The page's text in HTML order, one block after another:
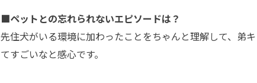
■ペットとの忘れられないエピソードは？
先住犬がいる環境に加わったことをちゃんと理解して、弟
てすごいなと感心です。